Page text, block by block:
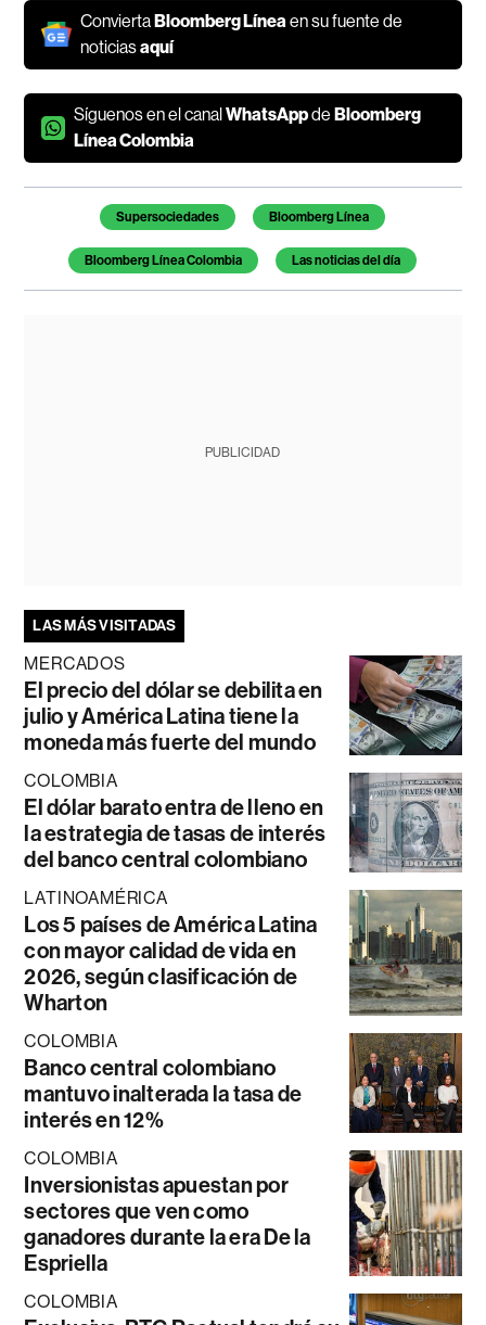
ConviertaBloomberg Línea en su fuente de
noticiasaquí
Síguenos en el canalWhatsAppdeBloomberg
Línea Colombia
Temas de este artículo
Supersociedades Bloomberg Línea
Bloomberg Línea Colombia Las noticias del día
PUBLICIDAD
LAS MÁS VISITADAS
MERCADOS
El precio del dólar se debilita en
julio y América Latina tiene la
moneda más fuerte del mundo
COLOMBIA
El dólar barato entra de lleno en
la estrategia de tasas de interés
del banco central colombiano
LATINOAMÉRICA
Los 5 países de América Latina
con mayor calidad de vida en
2026, según clasificación de
Wharton
COLOMBIA
Banco central colombiano
mantuvo inalterada la tasa de
interés en 12%
COLOMBIA
Inversionistas apuestan por
sectores que ven como
ganadores durante la era De la
Espriella
COLOMBIA